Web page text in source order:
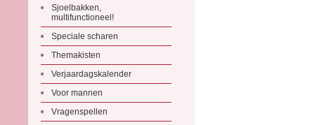
Sjoelbakken,
multifunctioneel!
Speciale scharen
Themakisten
Verjaardagskalender
Voor mannen
Vragenspellen